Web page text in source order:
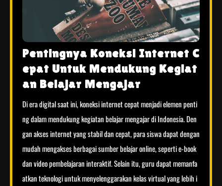
Pentingnya Koneksi Internet C
epat Untuk Mendukung Kegiat
an Belajar Mengajar
Di era digital saat ini, koneksi internet cepat menjadi elemen penti
ng dalam mendukung kegiatan belajar mengajar di Indonesia. Den
gan akses internet yang stabil dan cepat, para siswa dapat dengan
mudah mengakses berbagai sumber belajar online, seperti e-book
dan video pembelajaran interaktif. Selain itu, guru dapat memanfa
atkan teknologi untuk menyelenggarakan kelas virtual yang lebih i